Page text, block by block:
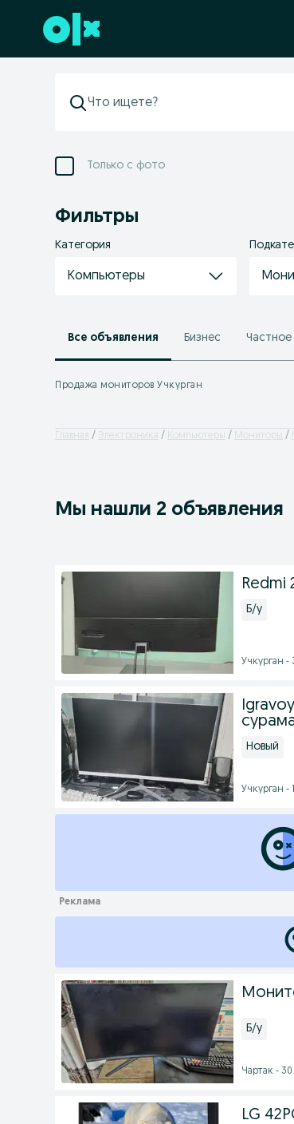
Перейти к нижнему колонтитулу
Только с фото
Фильтры
Категория
Компьютеры
Все объявления Бизнес Частное
Продажа мониторов Учкурган
Главная Электроника Компьютеры Мониторы
Мы нашли 2 объявления
Redmi
Б/у
Учкурган -
Новый
Учкурган -
Б/у
Чартак - 30
LG